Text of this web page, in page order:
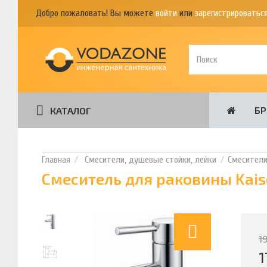
Добро пожаловать! Вы можете войти или
КАТАЛОГ
Смесители, душевые стойки, лейки
Смеситель для раковины